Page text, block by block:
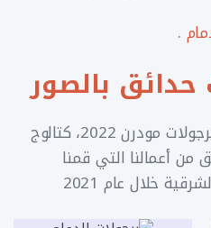
.
بالصور
شاهد بالصور أحدث اشكال برجولات مودرن 2022، كتالوج
أعمالنا التي قمنا
خلال عام 2021